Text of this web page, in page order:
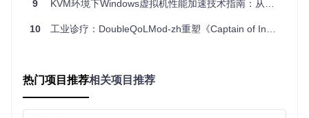
图1：NextTrace展示从中国到日本的完整路由路径，包含延
核心追踪模块支持ICMP、TCP、UDP和QUIC多种协议，适应
不同网络环境的探测需求。通过可配置的探测参数，用户可针
对特定场景优化追踪策略，如TCP SYN探测穿透防火墙限制，
9 KVM环境下Windows虚拟机性能加速技术指南：从瓶颈诊断到性能倍增实战
10 工业诊疗：DoubleQoLMod-zh重塑《Captain of Industry》运营效能
热门项目推荐相关项目推荐